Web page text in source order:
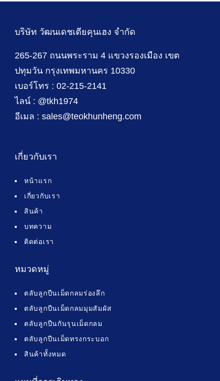
บริษัท วัฒนเดชเตียคุนเฮง จำกัด
265-267 ถนนพระราม 4 แขวงรองเมือง เขต
ปทุมวัน กรุงเทพมหานคร 10330
เบอร์โทร : 02-215-2141
ไลน์ : @tkh1974
อีเมล : sales@teokhunheng.com
เกี่ยวกับเรา
หน้าแรก
เกี่ยวกับเรา
สินค้า
บทความ
ติดต่อเรา
หมวดหมู่
ตลับลูกปืนเม็ดกลมร่องลึก
ตลับลูกปืนเม็ดกลมมุมสัมผัส
ตลับลูกปืนกันรุนเม็ดกลม
ตลับลูกปืนเม็ดทรงกระบอก
สินค้าทั้งหมด